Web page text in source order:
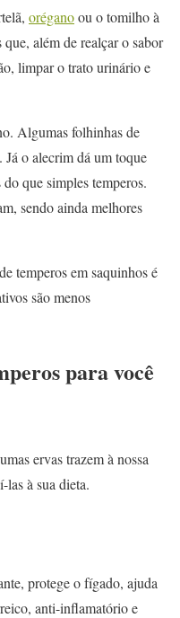
oréganoou o tomilho à
que, além de realçar o sabor
limpar o trato urinário e
Algumas folhinhas de
Já o alecrim dá um toque
que simples temperos.
sendo ainda melhores
temperos em saquinhos é
são menos
para você
ervas trazem à nossa
à sua dieta.
protege o fígado, ajuda
anti-inflamatório e